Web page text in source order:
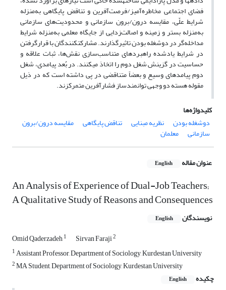
فضای اجتماعی مخاطره‌‌آمیز/فرصت‌‌آفرین و تناقض‌‌ پایگاهی به‌‌منزله
شرایط علّی، مقایسه درون/برون سازمانی و محدودیت‌‌های سازمانی
به‌‌منزله بستر و زمینه و اصالت‌‌زدایی از جایگاه معلمی به‌‌منزله شرایط
مداخله‌‌گر در دوشغله بودن تاثیر‏گذارند. مشارکت‏کنندگان با قرارگرفتن
در شرایط یادشده راهبردهای متناسب‌‌سازی نقش‌‌ها، ثبات علاقه و
حساسیت در گزینش شغل دوم را اتخاذ می‏کنند. در بُعد پیامدی، شغل
دوم پیامدهای وسیع و بعضاً متناقضی در پی داشته است که در ذیل
مقوله هسته دو وجهی توانمندساز فشارآفرین متمرکزند.
کلیدواژه‌ها
دوشغله بودن
نظریه مبنایی تناقض پایگاهی مقایسه درون/برون
سازمانی معلمان
عنوان مقاله English
An Analysis of Experience of Dual-Job Teachers;
A Qualitative Study of Reasons and Consequences
نویسندگان English
Omid Qaderzadeh1 Sirvan Faraji2
1Assistant Professor, Department of Sociology, Kurdestan University
2MA Student, Department of Sociology, Kurdestan University
چکیده
English